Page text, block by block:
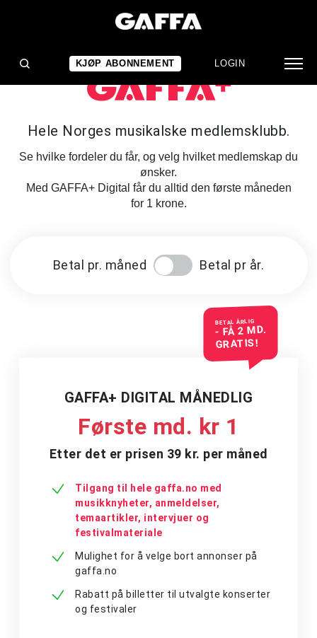
KJØP ABONNEMENT LOGIN
Hele Norges musikalske medlemsklubb.
Se hvilke fordeler du får, og velg hvilket medlemskap du
ønsker.
Med GAFFA+ Digital får du alltid den første måneden
for 1 krone.
Betal pr. måned Betal pr år.
BETAL ÅRLIG
- FÅ 2 MD.
GRATIS!
GAFFA+ DIGITAL MÅNEDLIG
Første md. kr 1
Etter det er prisen 39 kr. per måned
Tilgang til hele gaffa.no med
musikknyheter, anmeldelser,
temaartikler, intervjuer og
festivalmateriale
Mulighet for å velge bort annonser på
gaffa.no
Rabatt på billetter til utvalgte konserter
og festivaler